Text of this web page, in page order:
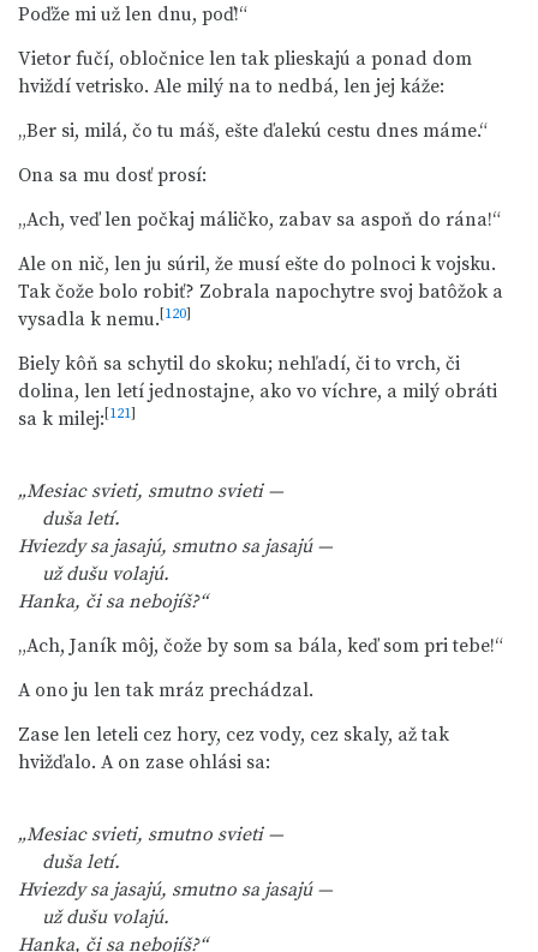
Poďže mi už len dnu, poď!“
Vietor fučí, obločnice len tak plieskajú a ponad dom
hviždí vetrisko. Ale milý na to nedbá, len jej káže:
„Ber si, milá, čo tu máš, ešte ďalekú cestu dnes máme.“
Ona sa mu dosť prosí:
„Ach, veď len počkaj máličko, zabav sa aspoň do rána!“
Ale on nič, len ju súril, že musí ešte do polnoci k vojsku.
Tak čože bolo robiť? Zobrala napochytre svoj batôžok a
vysadla k nemu.[120]
Biely kôň sa schytil do skoku; nehľadí, či to vrch, či
dolina, len letí jednostajne, ako vo víchre, a milý obráti
sa k milej:[121]
„Mesiac svieti, smutno svieti —
     duša letí.
Hviezdy sa jasajú, smutno sa jasajú —
     už dušu volajú.
Hanka, či sa nebojíš?“
„Ach, Janík môj, čože by som sa bála, keď som pri tebe!“
A ono ju len tak mráz prechádzal.
Zase len leteli cez hory, cez vody, cez skaly, až tak
hvižďalo. A on zase ohlási sa:
„Mesiac svieti, smutno svieti —
     duša letí.
Hviezdy sa jasajú, smutno sa jasajú —
     už dušu volajú.
Hanka, či sa nebojíš?“